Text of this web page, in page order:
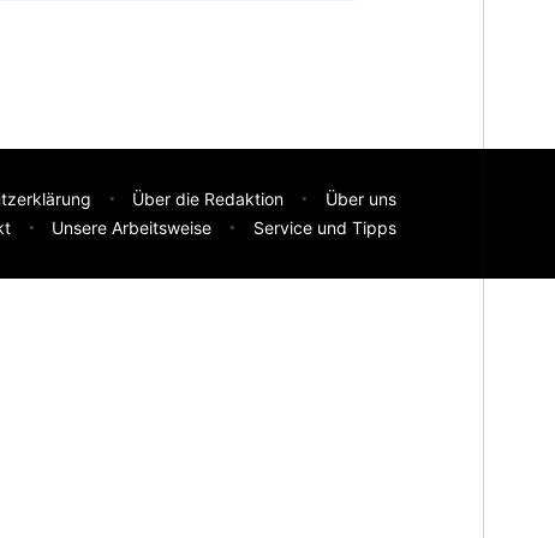
Über die Redaktion
Über uns
Unsere Arbeitsweise Service und Tipps